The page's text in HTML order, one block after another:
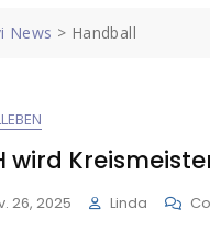
News > Handball
wird
26, 2025 Linda